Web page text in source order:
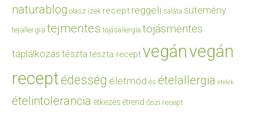
naturablog olasz ízek recept reggeli saláta sütemény
tejallergia tejmentes tojásallergia tojásmentes
táplálkozás tészta tészta receptvegánvegán
receptédesség életmód és ételallergia ételek
ételintolerancia étkezés étrend őszi recept